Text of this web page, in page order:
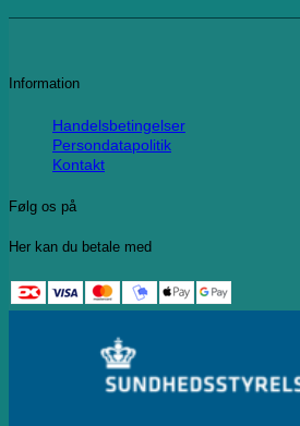
Information
Handelsbetingelser
Persondatapolitik
Kontakt
Følg os på
Her kan du betale med